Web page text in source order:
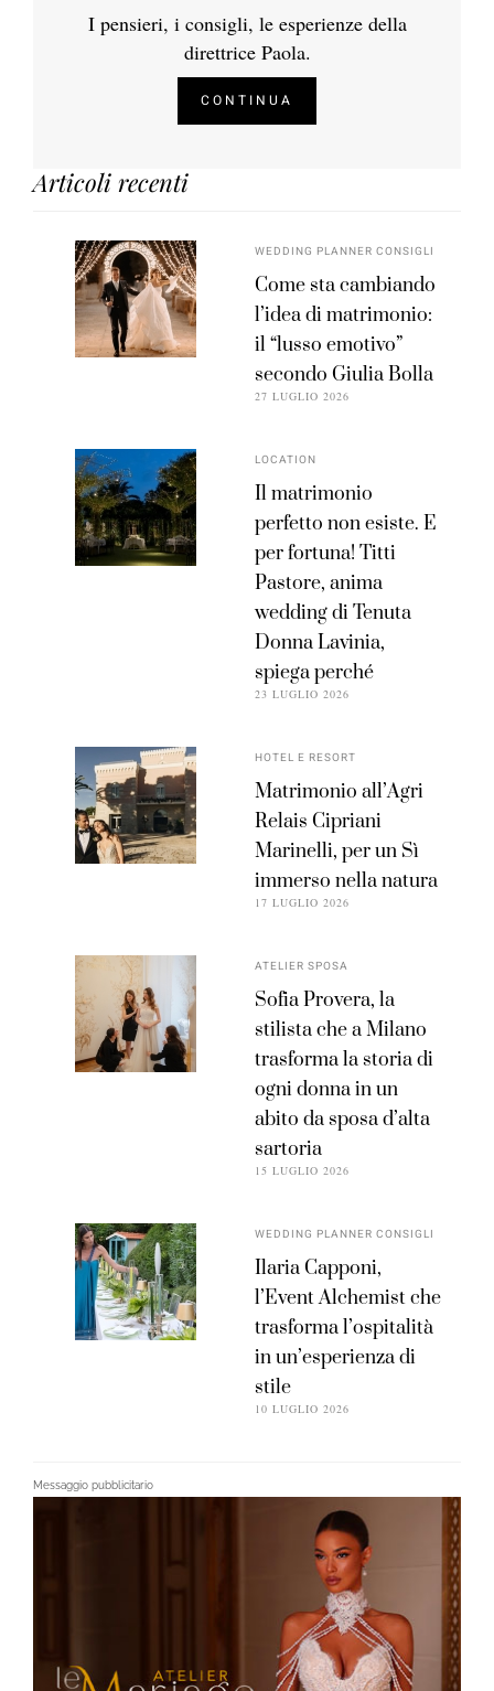
I pensieri, i consigli, le esperienze della
direttrice Paola.
CONTINUA
Articoli recenti
WEDDING PLANNER CONSIGLI
Come sta cambiando
l’idea di matrimonio:
il “lusso emotivo”
secondo Giulia Bolla
27 LUGLIO 2026
LOCATION
Il matrimonio
perfetto non esiste. E
per fortuna! Titti
Pastore, anima
wedding di Tenuta
Donna Lavinia,
spiega perché
23 LUGLIO 2026
HOTEL E RESORT
Matrimonio all’Agri
Relais Cipriani
Marinelli, per un Sì
immerso nella natura
17 LUGLIO 2026
ATELIER SPOSA
Sofia Provera, la
stilista che a Milano
trasforma la storia di
ogni donna in un
abito da sposa d’alta
sartoria
15 LUGLIO 2026
WEDDING PLANNER CONSIGLI
Ilaria Capponi,
l’Event Alchemist che
trasforma l’ospitalità
in un’esperienza di
stile
10 LUGLIO 2026
Messaggio pubblicitario